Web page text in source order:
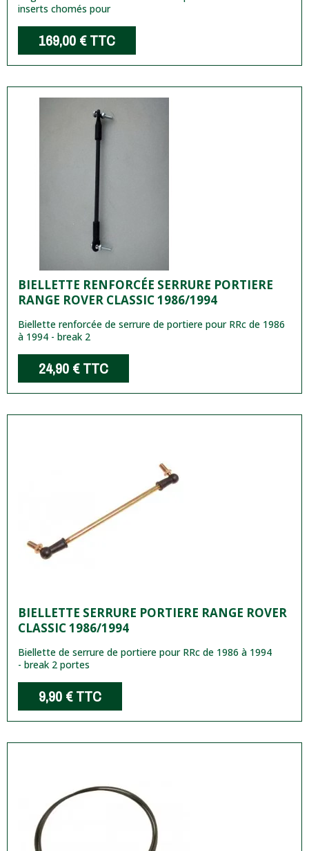
inserts chomés pour
169,00 €TTC
BIELLETTE RENFORCÉE SERRURE PORTIERE
RANGE ROVER CLASSIC 1986/1994
Biellette renforcée de serrure de portiere pour RRc de 1986
à 1994 - break 2
24,90 €TTC
BIELLETTE SERRURE PORTIERE RANGE ROVER
CLASSIC 1986/1994
Biellette de serrure de portiere pour RRc de 1986 à 1994
- break 2 portes
9,90 €TTC